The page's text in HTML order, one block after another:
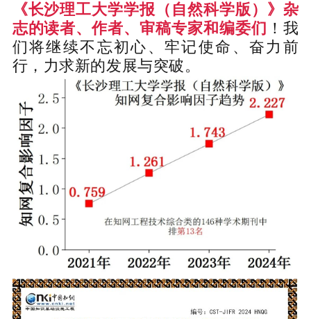
《长沙理工大学学报（自然科学版）》杂
志的读者、作者、审稿专家和编委们 ！ 我
们将继续不忘初心、牢记使命、奋力前
行，力求新的发展与突破。